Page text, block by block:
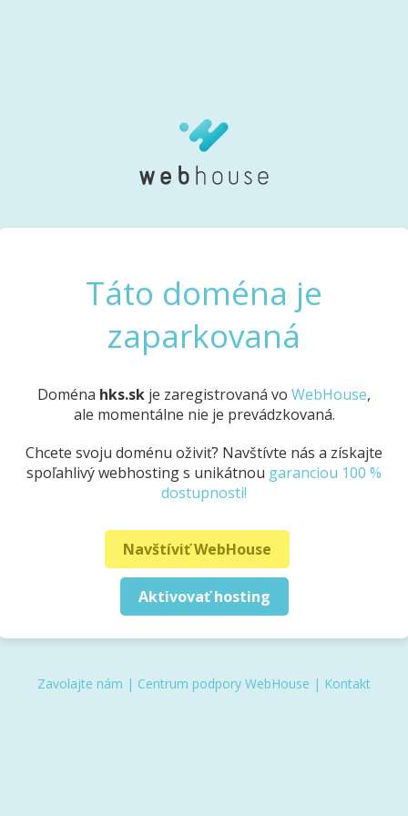
Táto doména je
zaparkovaná
Doména hks.sk je zaregistrovaná vo WebHouse,
ale momentálne nie je prevádzkovaná.
Chcete svoju doménu oživiť? Navštívte nás a získajte
spoľahlivý webhosting s unikátnou garanciou 100 %
dostupnosti!
Navštíviť WebHouse
Aktivovať hosting
Zavolajte nám | Centrum podpory WebHouse | Kontakt